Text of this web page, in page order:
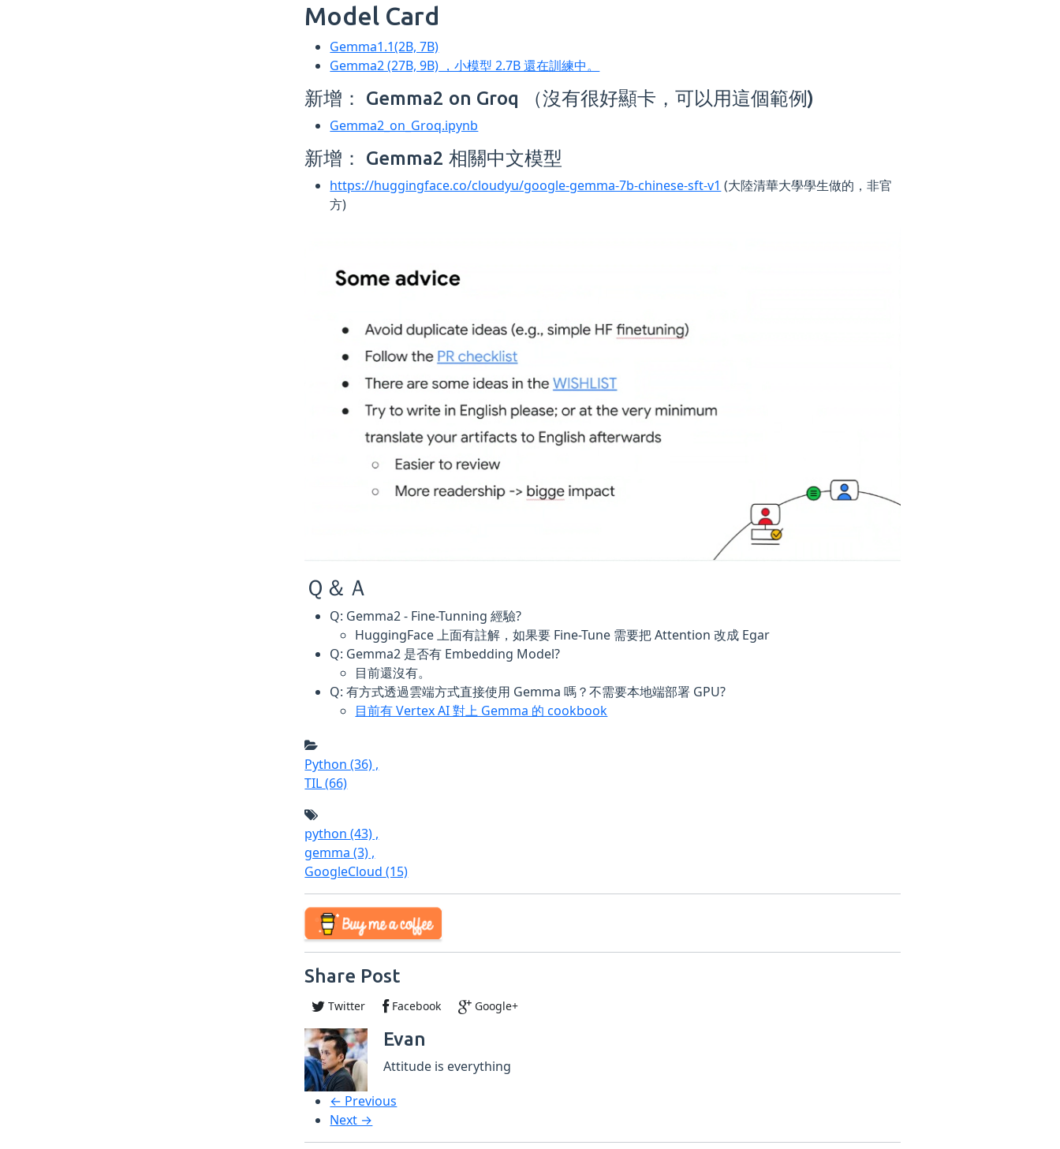
Model Card
Gemma1.1(2B, 7B)
Gemma2 (27B, 9B) ，小模型 2.7B 還在訓練中。
新增： Gemma2 on Groq （沒有很好顯卡，可以用這個範例)
Gemma2_on_Groq.ipynb
新增： Gemma2 相關中文模型
https://huggingface.co/cloudyu/google-gemma-7b-chinese-sft-v1 (大陸清華大學學生做的，非官
方)
Ｑ＆Ａ
Q: Gemma2 - Fine-Tunning 經驗?
HuggingFace 上面有註解，如果要 Fine-Tune 需要把 Attention 改成 Egar
Q: Gemma2 是否有 Embedding Model?
目前還沒有。
Q: 有方式透過雲端方式直接使用 Gemma 嗎？不需要本地端部署 GPU?
目前有 Vertex AI 對上 Gemma 的 cookbook
Python(36) ,
TIL(66)
python(43) ,
gemma(3) ,
GoogleCloud(15)
Share Post
Twitter Facebook Google+
Evan
Attitude is everything
← Previous
Next →